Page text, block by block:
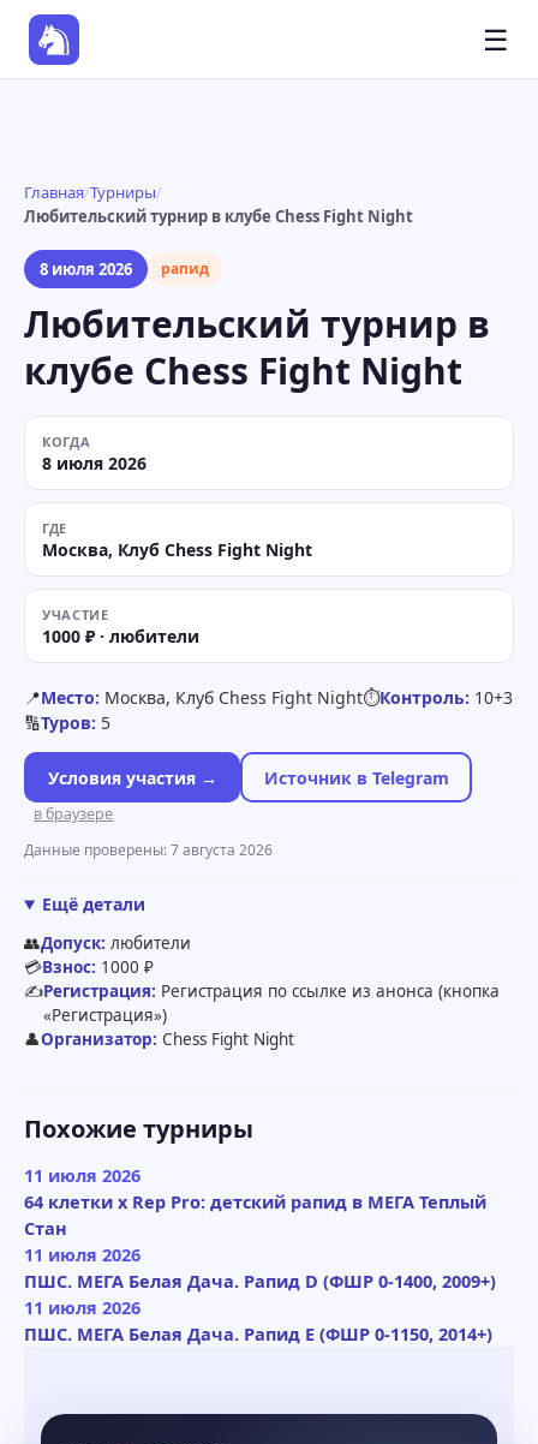
☰
Главная/Турниры/
Любительский турнир в клубе Chess Fight Night
8 июля 2026 рапид
Любительский турнир в
клубе Chess Fight Night
КОГДА
8 июля 2026
ГДЕ
Москва, Клуб Chess Fight Night
УЧАСТИЕ
1000 ₽ · любители
📍Место: Москва, Клуб Chess Fight Night⏱Контроль: 10+3
🔢Туров: 5
Условия участия → Источник в Telegram
в браузере
Данные проверены: 7 августа 2026
Ещё детали
👥Допуск: любители
💳Взнос: 1000 ₽
✍️Регистрация: Регистрация по ссылке из анонса (кнопка
«Регистрация»)
👤Организатор: Chess Fight Night
Похожие турниры
11 июля 2026
64 клетки x Rep Pro: детский рапид в МЕГА Теплый
Стан
11 июля 2026
ПШС. МЕГА Белая Дача. Рапид D (ФШР 0-1400, 2009+)
11 июля 2026
ПШС. МЕГА Белая Дача. Рапид E (ФШР 0-1150, 2014+)